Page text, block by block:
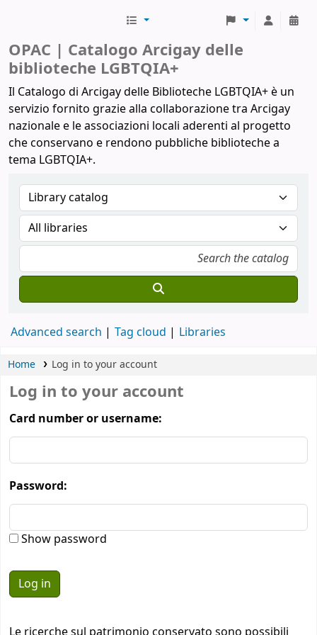
OPAC | Catalogo Arcigay delle
biblioteche LGBTQIA+
Il Catalogo di Arcigay delle Biblioteche LGBTQIA+ è un
servizio fornito grazie alla collaborazione tra Arcigay
nazionale e le associazioni locali aderenti al progetto
che conservano e rendono pubbliche biblioteche a
tema LGBTQIA+.
Advanced search Tag cloud Libraries
Home Log in to your account
Log in to your account
Card number or username:
Password:
Show password